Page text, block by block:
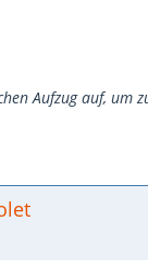
Aufzug auf, um